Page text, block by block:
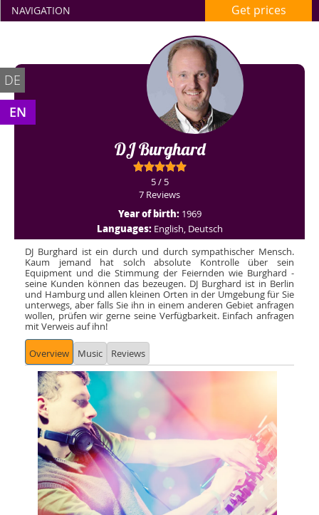
NAVIGATION Get prices
DE
EN
DJ Burghard
5 / 5
7 Reviews
Year of birth:1969
Languages: English, Deutsch
DJ Burghard ist ein durch und durch sympathischer Mensch.
Kaum jemand hat solch absolute Kontrolle über sein
Equipment und die Stimmung der Feiernden wie Burghard -
seine Kunden können das bezeugen. DJ Burghard ist in Berlin
und Hamburg und allen kleinen Orten in der Umgebung für Sie
unterwegs, aber falls Sie ihn in einem anderen Gebiet anfragen
wollen, prüfen wir gerne seine Verfügbarkeit. Einfach anfragen
mit Verweis auf ihn!
Overview Music Reviews